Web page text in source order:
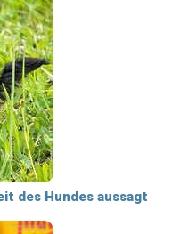
des Hundes aussagt